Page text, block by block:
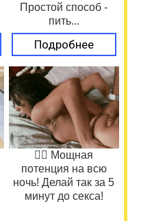
Простой способ -
пить...
Подробнее
❤️‍🔥 Мощная
потенция на всю
ночь! Делай так за 5
минут до секса!